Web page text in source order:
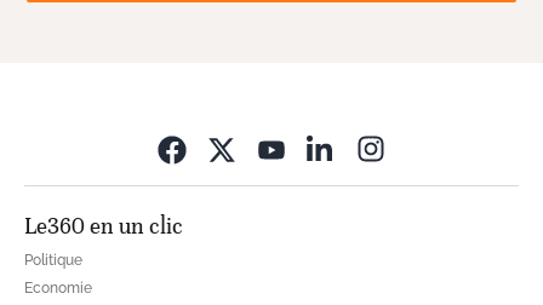
Le360 en un clic
Politique
Economie